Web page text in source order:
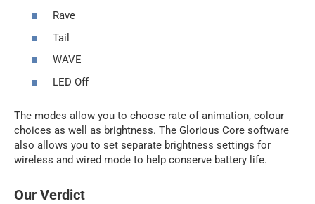
Rave
Tail
WAVE
LED Off
The modes allow you to choose rate of animation, colour
choices as well as brightness. The Glorious Core software
also allows you to set separate brightness settings for
wireless and wired mode to help conserve battery life.
Our Verdict